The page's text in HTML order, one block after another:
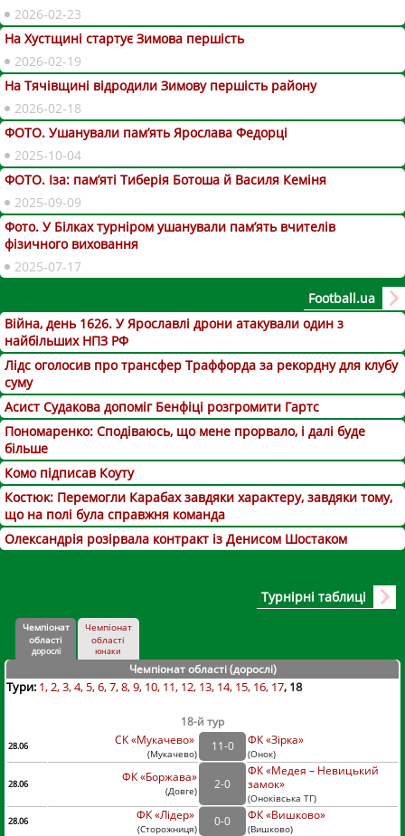
2026-02-23
На Хустщині стартує Зимова першість
2026-02-19
На Тячівщині відродили Зимову першість району
2026-02-18
ФОТО. Ушанували пам’ять Ярослава Федорці
2025-10-04
ФОТО. Іза: пам’яті Тиберія Ботоша й Василя Кеміня
2025-09-09
Фото. У Білках турніром ушанували пам’ять вчителів
фізичного виховання
2025-07-17
Football.ua
Війна, день 1626. У Ярославлі дрони атакували один з
найбільших НПЗ РФ
Лідс оголосив про трансфер Траффорда за рекордну для клубу
суму
Асист Судакова допоміг Бенфіці розгромити Гартс
Пономаренко: Сподіваюсь, що мене прорвало, і далі буде
більше
Комо підписав Коуту
Костюк: Перемогли Карабах завдяки характеру, завдяки тому,
що на полі була справжня команда
Олександрія розірвала контракт із Денисом Шостаком
Турнірні таблиці
Чемпіонат
області
дорослі
Чемпіонат
області
юнаки
Чемпіонат області (дорослі)
Тури: 1 2 3 4 5 6 7 8 9 10 11 12 13 14 15 16 17 18
18-й тур
28.06 СК «Мукачево»
(Мукачево)
11-0 ФК «Зірка»
(Онок)
28.06
ФК «Боржава»
(Довге)
2-0
ФК «Медея – Невицький
замок»
(Оноківська ТГ)
28.06
ФК «Лідер»
(Сторожниця)
0-0 ФК «Вишково»
(Вишково)